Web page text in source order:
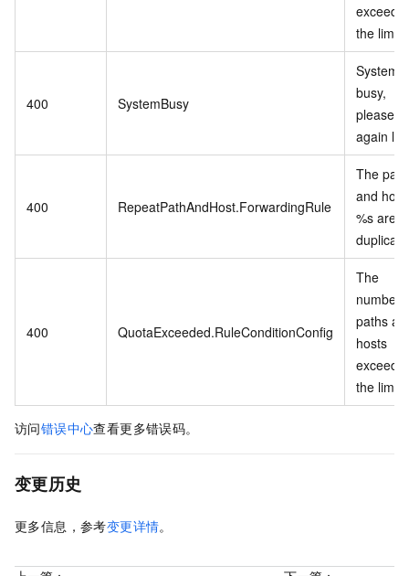
exceeds
the limit.
400 SystemBusy
System
busy,
please
again
400 RepeatPathAndHost.ForwardingRule
The path
and host
%s are
400 QuotaExceeded.RuleConditionConfig
The
number
paths
hosts
exceeds
the limit.
访问错误中心查看更多错误码。
变更历史
更多信息，参考变更详情。